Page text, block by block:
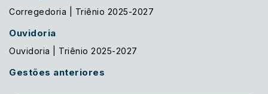
Corregedoria | Triênio 2025-2027
Ouvidoria
Ouvidoria | Triênio 2025-2027
Gestões anteriores